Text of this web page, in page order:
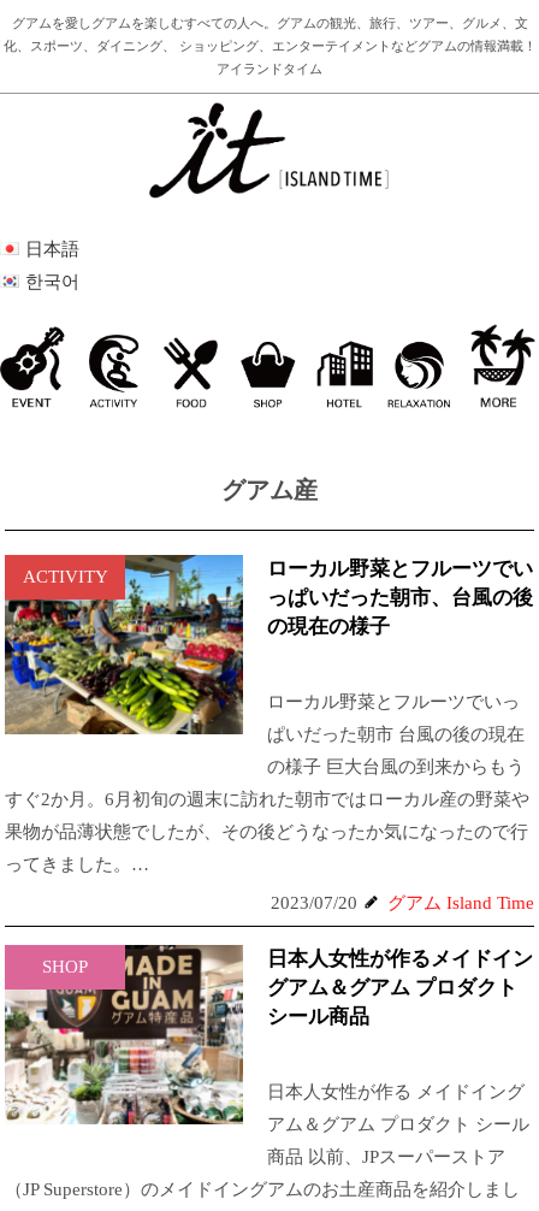
グアムを愛しグアムを楽しむすべての人へ。グアムの観光、旅行、ツアー、グルメ、文
化、スポーツ、ダイニング、 ショッピング、エンターテイメントなどグアムの情報満載！
アイランドタイム
日本語
한국어
グアム産
ACTIVITY
ローカル野菜とフルーツでい
っぱいだった朝市、台風の後
の現在の様子
ローカル野菜とフルーツでいっ
ぱいだった朝市 台風の後の現在
の様子 巨大台風の到来からもう
すぐ2か月。6月初旬の週末に訪れた朝市ではローカル産の野菜や
果物が品薄状態でしたが、その後どうなったか気になったので行
ってきました。…
2023/07/20
グアム Island Time
SHOP
日本人女性が作るメイドイン
グアム＆グアム プロダクト
シール商品
日本人女性が作る メイドイング
アム＆グアム プロダクト シール
商品 以前、JPスーパーストア
（JP Superstore）のメイドイングアムのお土産商品を紹介しまし